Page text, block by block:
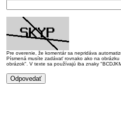
Pre overenie, že komentár sa nepridáva
Písmená musíte zadávať rovnako ako na
obrázok". V texte sa používajú iba znaky